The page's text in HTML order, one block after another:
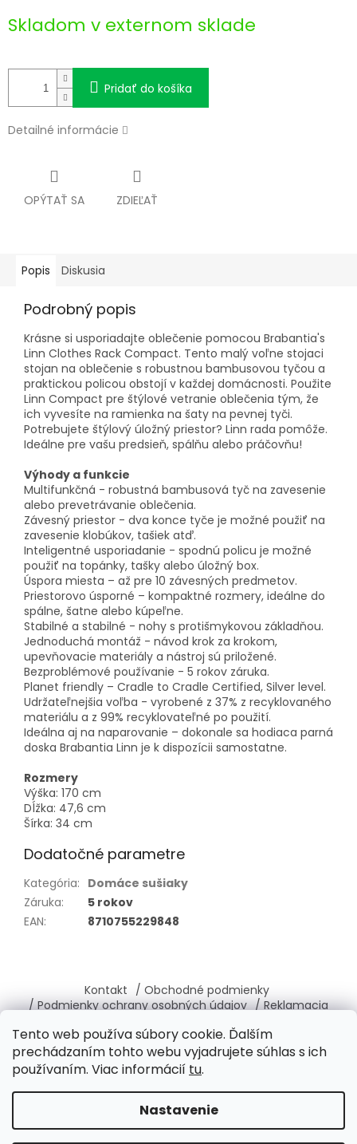
Tento web používa súbory cookie. Ďalším
prechádzaním tohto webu vyjadrujete súhlas s ich
používaním. Viac informácií tu.
Nastavenie
cena:
Skladom v externom sklade
Pridať do košíka
Detailné informácie
OPÝTAŤ SA ZDIEĽAŤ
Popis Diskusia
Podrobný popis
Krásne si usporiadajte oblečenie pomocou Brabantia's
Linn Clothes Rack Compact. Tento malý voľne stojaci
stojan na oblečenie s robustnou bambusovou tyčou a
praktickou policou obstojí v každej domácnosti. Použite
Linn Compact pre štýlové vetranie oblečenia tým, že
ich vyvesíte na ramienka na šaty na pevnej tyči.
Potrebujete štýlový úložný priestor? Linn rada pomôže.
Ideálne pre vašu predsieň, spálňu alebo práčovňu!
Výhody a funkcie
Multifunkčná - robustná bambusová tyč na zavesenie
alebo prevetrávanie oblečenia.
Závesný priestor - dva konce tyče je možné použiť na
zavesenie klobúkov, tašiek atď.
Inteligentné usporiadanie - spodnú policu je možné
použiť na topánky, tašky alebo úložný box.
Úspora miesta – až pre 10 závesných predmetov.
Priestorovo úsporné – kompaktné rozmery, ideálne do
spálne, šatne alebo kúpeľne.
Stabilné a stabilné - nohy s protišmykovou základňou.
Jednoduchá montáž - návod krok za krokom,
upevňovacie materiály a nástroj sú priložené.
Bezproblémové používanie - 5 rokov záruka.
Planet friendly – ​​Cradle to Cradle Certified, Silver level.
Udržateľnejšia voľba - vyrobené z 37% z recyklovaného
materiálu a z 99% recyklovateľné po použití.
Ideálna aj na naparovanie – dokonale sa hodiaca parná
doska Brabantia Linn je k dispozícii samostatne.
Rozmery
Výška: 170 cm
Dĺžka: 47,6 cm
Šírka: 34 cm
Dodatočné parametre
Kategória: Domáce sušiaky
Záruka:
5 rokov
EAN: 8710755229848
p
ä
Kontakt / Obchodné podmienky
/ Podmienky ochrany osobných údajov / Reklamacia